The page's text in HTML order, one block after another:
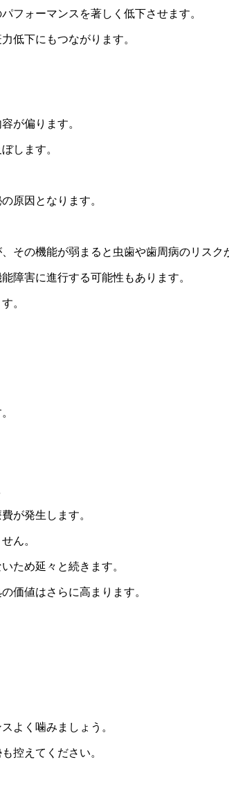
フォーマンスを著しく低下させます。
低下にもつながります。
が偏ります。
します。
原因となります。
その機能が弱まると虫歯や歯周病のリスク
障害に進行する可能性もあります。
。
が発生します。
ん。
ため延々と続きます。
価値はさらに高まります。
よく噛みましょう。
控えてください。